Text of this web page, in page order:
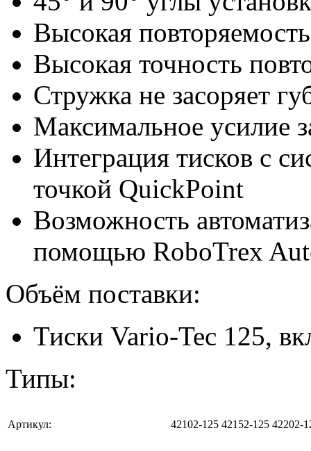
Высокая
Высокая точность
Стружка не засоряет
Максимальное усилие
Интеграция тисков с
точкой QuickPoint
Возможность
помощью RoboTrex
Объём поставки:
Тиски Vario-Tec 125,
Типы:
Артикул: 42102-125 42152-125 42202-